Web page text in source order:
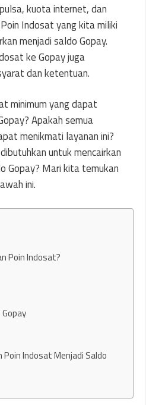
kuota internet, dan
Indosat yang kita miliki
menjadi saldo Gopay.
ke Gopay juga
dan ketentuan.
minimum yang dapat
Apakah semua
menikmati layanan ini?
untuk mencairkan
Gopay? Mari kita temukan
ini.
Poin Indosat?
Poin Indosat Menjadi Saldo